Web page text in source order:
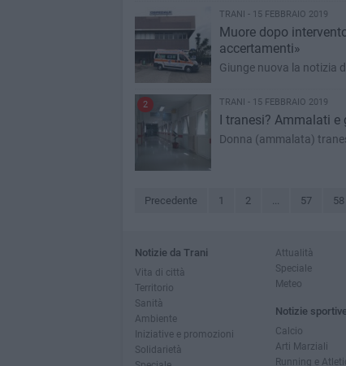
TRANI - 15 FEBBRAIO 2019
Muore dopo
accertamenti»
Giunge nuova la notizia
2 TRANI - 15 FEBBRAIO 2019
I tranesi? Ammalati e
Donna (ammalata)
Precedente 1 2 ... 57 58
Notizie da Trani
Vita di città
Territorio
Sanità
Ambiente
Iniziative e promozioni
Solidarietà
Attualità
Speciale
Meteo
Notizie sportive
Calcio
Arti Marziali
Running e